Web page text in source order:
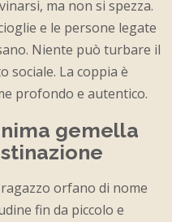
ma non si spezza.
e le persone legate
Niente può turbare il
sociale. La coppia è
profondo e autentico.
gemella
orfano di nome
fin da piccolo e